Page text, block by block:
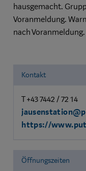
hausgemacht.
Voranmeldung.
nach Voranmeldung.
Kontakt
T +43 7442 / 72 14
https://
Öffnungszeiten